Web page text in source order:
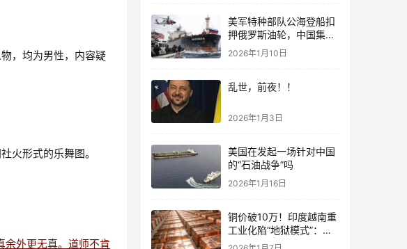
，均为男性，内容疑
火形式的乐舞图。
美军特种部队公海登船扣
押俄罗斯油轮，中国集装
箱武装船早有准备？
2026年1月10日
乱世，前夜！！
2026年1月3日
美国在发起一场针对中国
的“石油战争”吗
2026年1月16日
铜价破10万！印度越南重
工业化陷“地狱模式”：中
国当年抄底的历史红利，